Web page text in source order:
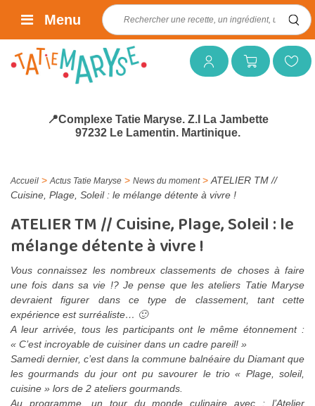
Mon compteMon panierMes favoris
Rechercher :
Menu
📍Complexe Tatie Maryse. Z.I La Jambette
97232 Le Lamentin. Martinique.
Accueil > Actus Tatie Maryse > News du moment> ATELIER TM //
Cuisine, Plage, Soleil : le mélange détente à vivre !
ATELIER TM // Cuisine, Plage, Soleil : le
mélange détente à vivre !
Vous connaissez les nombreux classements de choses à faire
une fois dans sa vie !? Je pense que les ateliers Tatie Maryse
devraient figurer dans ce type de classement, tant cette
expérience est surréaliste… 🙂
A leur arrivée, tous les participants ont le même étonnement :
« C’est incroyable de cuisiner dans un cadre pareil! »
Samedi dernier, c’est dans la commune balnéaire du Diamant que
les gourmands du jour ont pu savourer le trio « Plage, soleil,
cuisine » lors de 2 ateliers gourmands.
Au programme, un tour du monde culinaire avec : l’Atelier